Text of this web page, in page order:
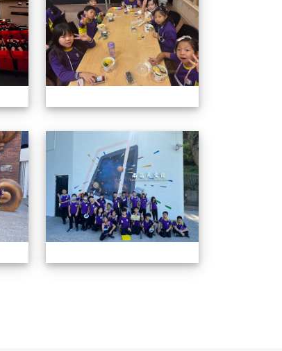
114學年四年級戶外教學 114學年四年